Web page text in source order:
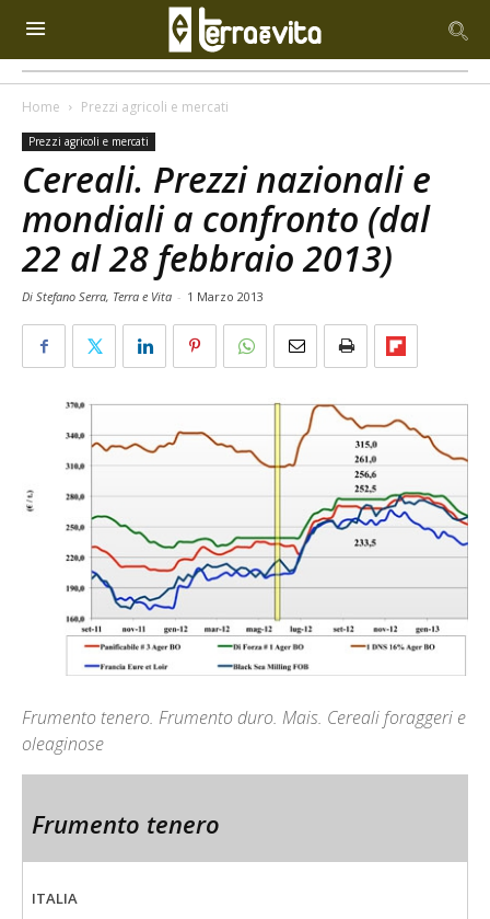
Home Prezzi agricoli e mercati
Prezzi agricoli e mercati
Cereali. Prezzi nazionali e
mondiali a confronto (dal
22 al 28 febbraio 2013)
Di Stefano Serra, Terra e Vita - 1 Marzo 2013
Frumento tenero. Frumento duro. Mais. Cereali foraggeri e
oleaginose
Frumento tenero
ITALIA